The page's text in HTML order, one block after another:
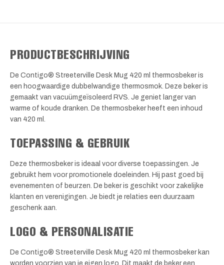
PRODUCTBESCHRIJVING
De Contigo® Streeterville Desk Mug 420 ml thermosbeker is
een hoogwaardige dubbelwandige thermosmok. Deze beker is
gemaakt van vacuümgeïsoleerd RVS. Je geniet langer van
warme of koude dranken. De thermosbeker heeft een inhoud
van 420 ml.
TOEPASSING & GEBRUIK
Deze thermosbeker is ideaal voor diverse toepassingen. Je
gebruikt hem voor promotionele doeleinden. Hij past goed bij
evenementen of beurzen. De beker is geschikt voor zakelijke
klanten en verenigingen. Je biedt je relaties een duurzaam
geschenk aan.
LOGO & PERSONALISATIE
De Contigo® Streeterville Desk Mug 420 ml thermosbeker kan
worden voorzien van je eigen logo. Dit maakt de beker een